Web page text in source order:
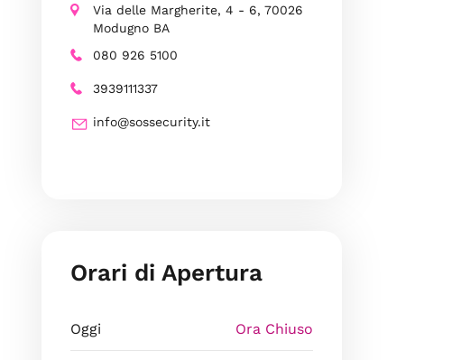
Via delle Margherite, 4 - 6, 70026
Modugno BA
080 926 5100
3939111337
info@sossecurity.it
Orari di Apertura
Oggi Ora Chiuso